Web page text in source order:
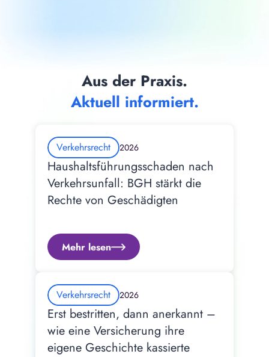
Aus der Praxis.
Aktuell informiert.
Verkehrsrecht 2026
Haushaltsführungsschaden nach
Verkehrsunfall: BGH stärkt die
Rechte von Geschädigten
Mehr lesen
Verkehrsrecht 2026
Erst bestritten, dann anerkannt –
wie eine Versicherung ihre
eigene Geschichte kassierte